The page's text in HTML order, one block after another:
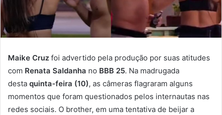
Maike Cruz foi advertido pela produção por suas atitudes
com Renata Saldanha no BBB 25. Na madrugada
desta quinta-feira (10), as câmeras flagraram alguns
momentos que foram questionados pelos internautas nas
redes sociais. O brother, em uma tentativa de beijar a